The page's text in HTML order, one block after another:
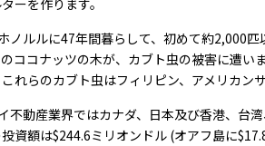
ーを作ります。
ノルルに47年間暮らして、初めて約2,000
ココナッツの木が、カブト虫の被害に遭
これらのカブト虫はフィリピン、アメリカン
不動産業界ではカナダ、日本及び香港、台
資額は$244.6ミリオンドル (オアフ島に